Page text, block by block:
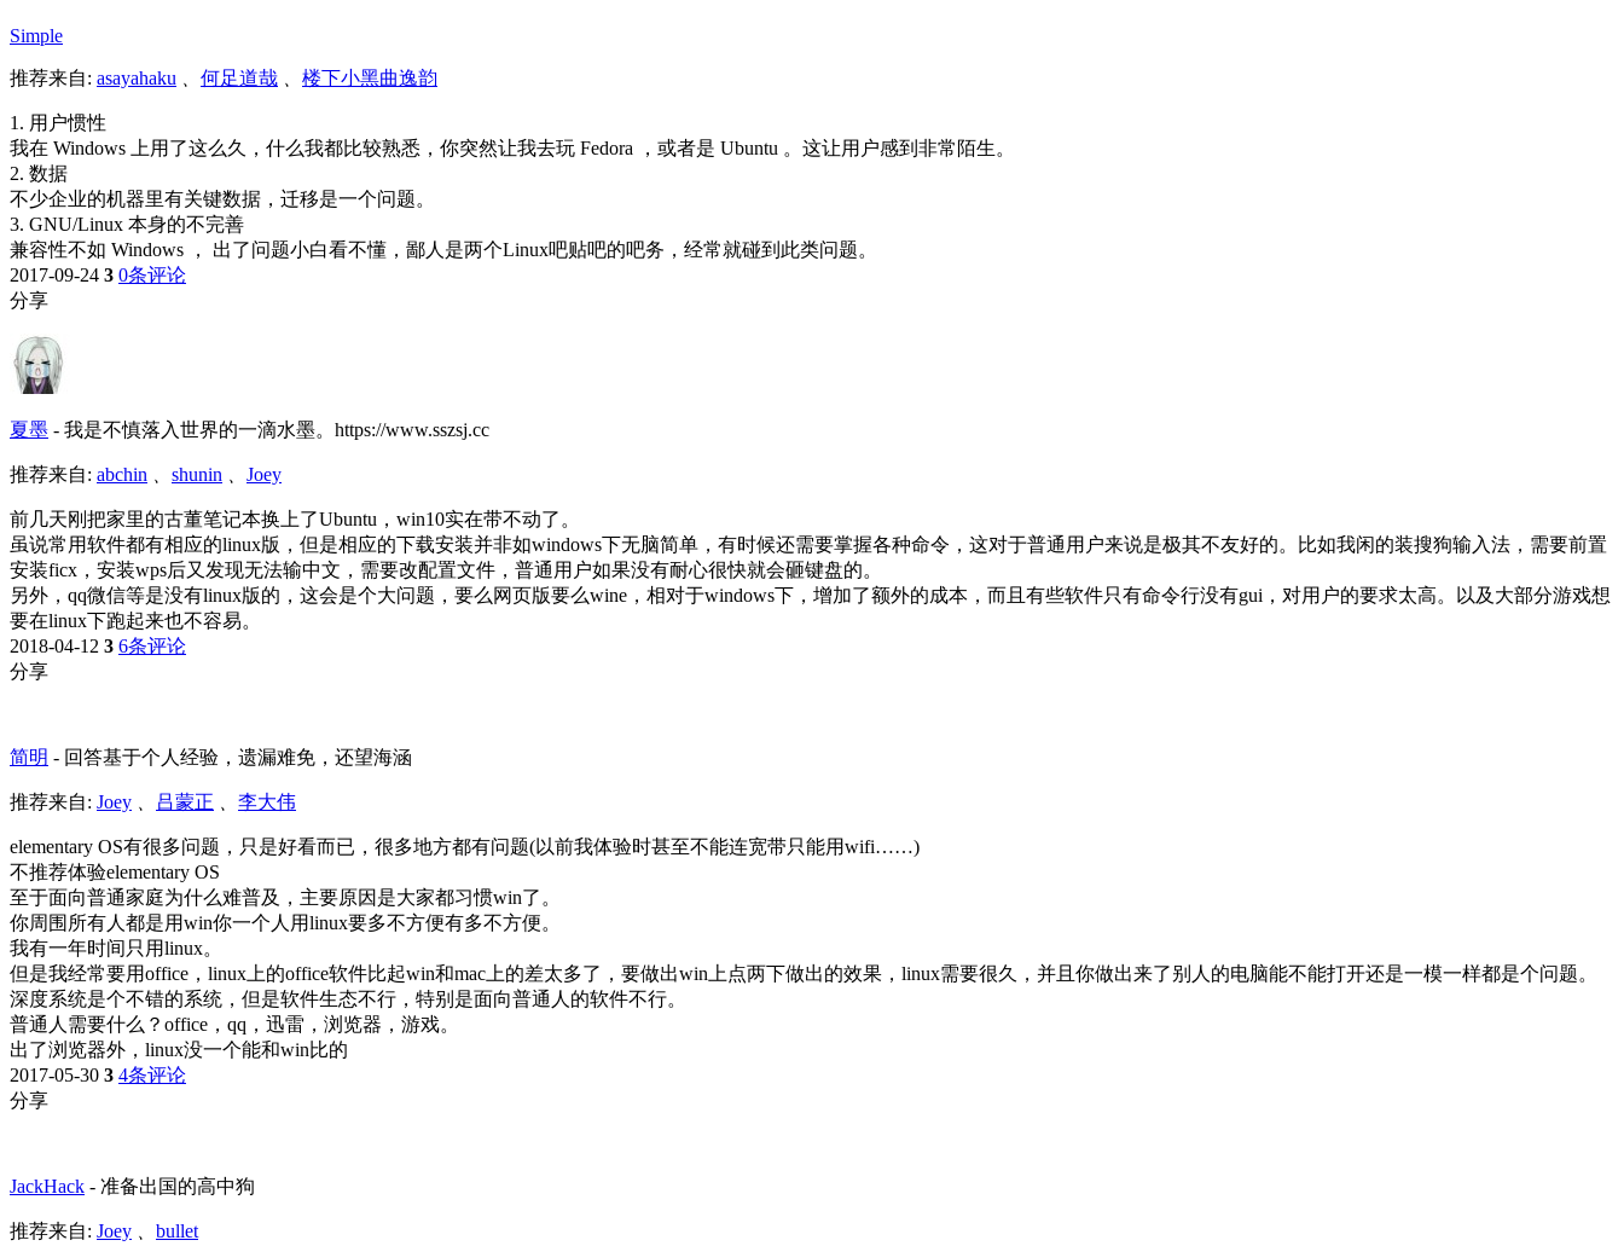
Simple
推荐来自: asayahaku 、 何足道哉 、 楼下小黑曲逸韵
1. 用户惯性
我在 Windows 上用了这么久，什么我都比较熟悉，你突然让我去玩 Fedora ，或者是 Ubuntu 。这让用户感到非常陌生。
2. 数据
不少企业的机器里有关键数据，迁移是一个问题。
3. GNU/Linux 本身的不完善
兼容性不如 Windows ， 出了问题小白看不懂，鄙人是两个Linux吧贴吧的吧务，经常就碰到此类问题。
2017-09-24 3 0条评论
分享
夏墨 - 我是不慎落入世界的一滴水墨。https://www.sszsj.cc
推荐来自: abchin 、 shunin 、 Joey
前几天刚把家里的古董笔记本换上了Ubuntu，win10实在带不动了。
虽说常用软件都有相应的linux版，但是相应的下载安装并非如windows下无脑简单，有时候还需要掌握各种命令，这对于普通用户来说是极其不友好的。比如我闲的装搜狗输入法，需要前置
安装ficx，安装wps后又发现无法输中文，需要改配置文件，普通用户如果没有耐心很快就会砸键盘的。
另外，qq微信等是没有linux版的，这会是个大问题，要么网页版要么wine，相对于windows下，增加了额外的成本，而且有些软件只有命令行没有gui，对用户的要求太高。以及大部分游戏想
要在linux下跑起来也不容易。
2018-04-12 3 6条评论
分享
简明 - 回答基于个人经验，遗漏难免，还望海涵
推荐来自: Joey 、 吕蒙正 、 李大伟
elementary OS有很多问题，只是好看而已，很多地方都有问题(以前我体验时甚至不能连宽带只能用wifi……)
不推荐体验elementary OS
至于面向普通家庭为什么难普及，主要原因是大家都习惯win了。
你周围所有人都是用win你一个人用linux要多不方便有多不方便。
我有一年时间只用linux。
但是我经常要用office，linux上的office软件比起win和mac上的差太多了，要做出win上点两下做出的效果，linux需要很久，并且你做出来了别人的电脑能不能打开还是一模一样都是个问题。
深度系统是个不错的系统，但是软件生态不行，特别是面向普通人的软件不行。
普通人需要什么？office，qq，迅雷，浏览器，游戏。
出了浏览器外，linux没一个能和win比的
2017-05-30 3 4条评论
分享
JackHack - 准备出国的高中狗
推荐来自: Joey 、 bullet